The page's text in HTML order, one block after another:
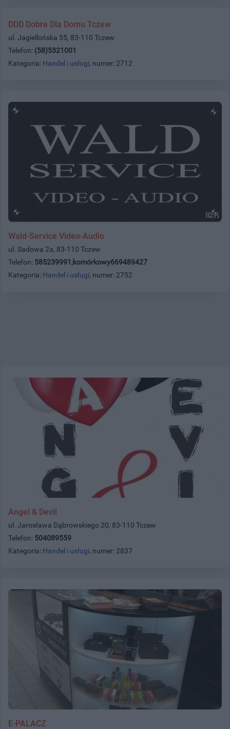
DDD Dobre Dla Domu Tczew
ul. Jagiellońska 55, 83-110 Tczew
Telefon: (58)5321001
Kategoria: Handel i usługi, numer: 2712
Wald-Service Video-Audio
ul. Sadowa 2a, 83-110 Tczew
Telefon: 585239991;komórkowy669489427
Kategoria: Handel i usługi, numer: 2752
Angel & Devil
ul. Jarosława Dąbrowskiego 20, 83-110 Tczew
Telefon: 504089559
Kategoria: Handel i usługi, numer: 2837
E-PALACZ